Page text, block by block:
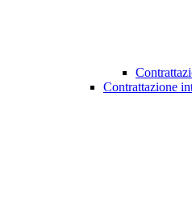
Contrattazione